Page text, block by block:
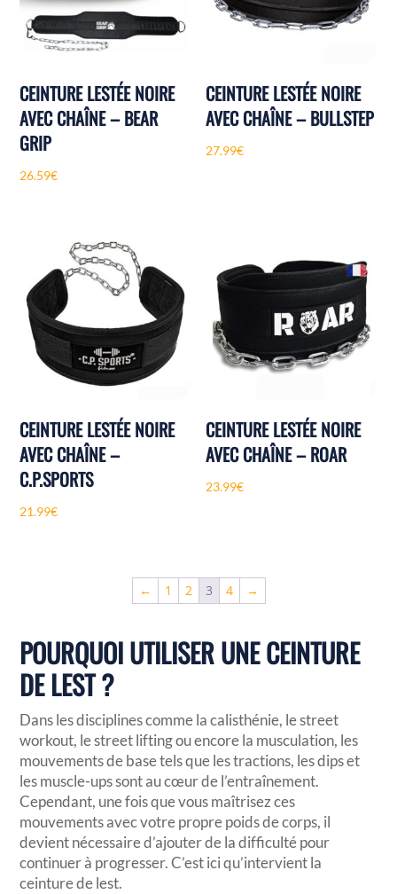
CEINTURE LESTÉE NOIRE
AVEC CHAÎNE – BEAR
GRIP
26.59€
CEINTURE LESTÉE NOIRE
AVEC CHAÎNE – BULLSTEP
27.99€
CEINTURE LESTÉE NOIRE
AVEC CHAÎNE –
C.P.SPORTS
21.99€
CEINTURE LESTÉE NOIRE
AVEC CHAÎNE – ROAR
23.99€
← 1 2 3 4 →
POURQUOI UTILISER UNE CEINTURE
DE LEST ?
Dans les disciplines comme la calisthénie, le street
workout, le street lifting ou encore la musculation, les
mouvements de base tels que les tractions, les dips et
les muscle-ups sont au cœur de l’entraînement.
Cependant, une fois que vous maîtrisez ces
mouvements avec votre propre poids de corps, il
devient nécessaire d’ajouter de la difficulté pour
continuer à progresser. C’est ici qu’intervient la
ceinture de lest.